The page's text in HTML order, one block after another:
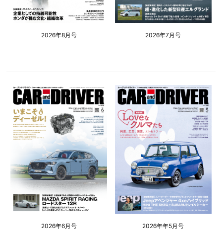
2026年8月号 2026年7月号
2026年6月号 2026年年5月号